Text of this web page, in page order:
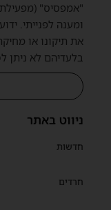
ניווט באתר
חדשות
חרדים
"אמפסיס"
ומענה לפנייתי.
את תיקונו או
בלעדיהם לא ניתן